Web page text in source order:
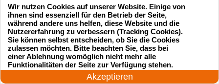
24 Stunden am Tag
Akzeptieren
Wir nutzen Cookies auf unserer Website. Einige von
ihnen sind essenziell für den Betrieb der Seite,
während andere uns helfen, diese Website und die
Nutzererfahrung zu verbessern (Tracking Cookies).
Sie können selbst entscheiden, ob Sie die Cookies
zulassen möchten. Bitte beachten Sie, dass bei
einer Ablehnung womöglich nicht mehr alle
Funktionalitäten der Seite zur Verfügung stehen.